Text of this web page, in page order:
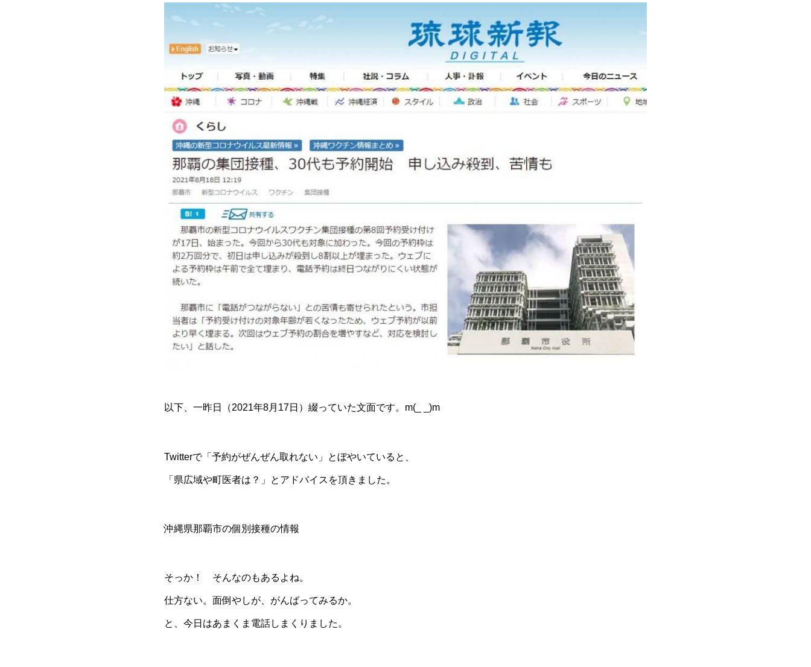
以下、一昨日（2021年8月17日）綴っていた文面です。m(_ _)m
Twitterで「予約がぜんぜん取れない」とぼやいていると、
「県広域や町医者は？」とアドバイスを頂きました。
沖縄県那覇市の個別接種の情報
そっか！ そんなのもあるよね。
仕方ない。面倒やしが、がんばってみるか。
と、今日はあまくま電話しまくりました。